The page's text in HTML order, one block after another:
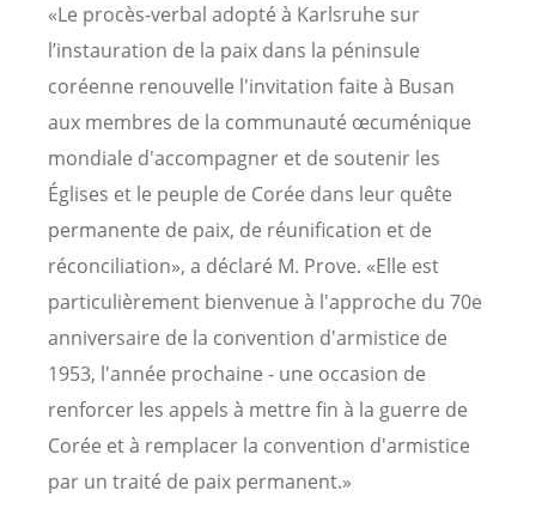
«Le procès-verbal adopté à Karlsruhe sur
l’instauration de la paix dans la péninsule
coréenne renouvelle l'invitation faite à Busan
aux membres de la communauté œcuménique
mondiale d'accompagner et de soutenir les
Églises et le peuple de Corée dans leur quête
permanente de paix, de réunification et de
réconciliation», a déclaré M. Prove. «Elle est
particulièrement bienvenue à l'approche du 70e
anniversaire de la convention d'armistice de
1953, l'année prochaine - une occasion de
renforcer les appels à mettre fin à la guerre de
Corée et à remplacer la convention d'armistice
par un traité de paix permanent.»